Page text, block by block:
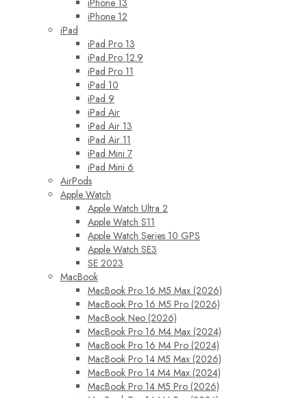
iPhone 13
iPhone 12
iPad
iPad Pro 13
iPad Pro 12.9
iPad Pro 11
iPad 10
iPad 9
iPad Air
iPad Air 13
iPad Air 11
iPad Mini 7
iPad Mini 6
AirPods
Apple Watch
Apple Watch Ultra 2
Apple Watch S11
Apple Watch Series 10 GPS
Apple Watch SE3
SE 2023
MacBook
MacBook Pro 16 M5 Max (2026)
MacBook Pro 16 M5 Pro (2026)
MacBook Neo (2026)
MacBook Pro 16 M4 Max (2024)
MacBook Pro 16 M4 Pro (2024)
MacBook Pro 14 M5 Max (2026)
MacBook Pro 14 M4 Max (2024)
MacBook Pro 14 M5 Pro (2026)